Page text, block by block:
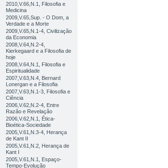
2010,V.66,N.1, Filosofia e
Medicina
2009,V.65,Sup. - O Dom, a
Verdade e a Morte
2009,V.65,N.1-4, Civilização
da Economia
2008,V.64,N.2-4,
Kierkegaard e a Filosofia de
hoje
2008,V.64,N.1, Filosofia e
Espiritualidade
2007,V.63,N.4, Bernard
Lonergan e a Filosofia
2007,V.63,N.1-3, Filosofia e
Ciência
2006,V.62,N.2-4, Entre
Razão e Revelação
2006,V.62,N.1, Ética-
Bioética-Sociedade
2005,V.61,N.3-4, Herança
de Kant II
2005,V.61,N.2, Herança de
Kant I
2005,V.61,N.1, Espaço-
Tempo-Evolução